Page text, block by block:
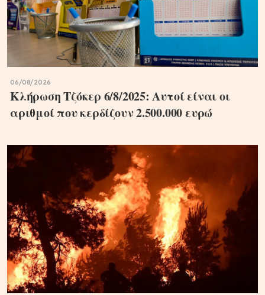
06/08/2026
Κλήρωση Τζόκερ 6/8/2025: Αυτοί είναι οι
αριθμοί που κερδίζουν 2.500.000 ευρώ